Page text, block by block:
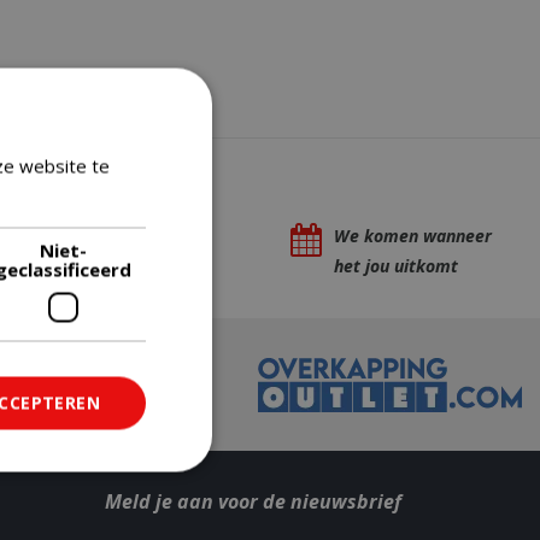
Eigen bezorg- &
installatieservice
We komen wanneer
het jou uitkomt
Meld je aan voor de nieuwsbrief
website te
Niet-